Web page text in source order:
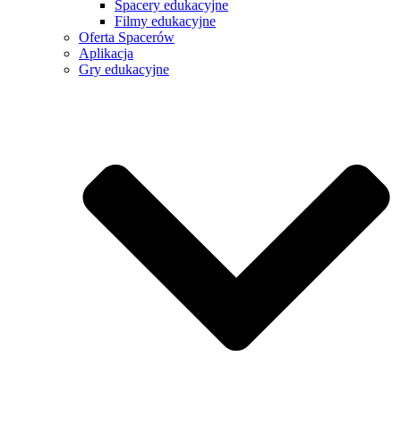
Spacery edukacyjne
Filmy edukacyjne
Oferta Spacerów
Aplikacja
Gry edukacyjne